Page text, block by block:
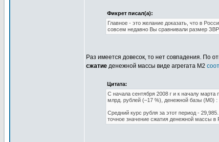
Фикрет писал(а):
Главное - это желание доказать, что в
совсем недавно Вы сравнивали размер
Раз имеется довесок, то нет совпадения. По
сжатие денежной массы виде агрегата М2
Цитата:
С начала сентября 2008 г и к началу
млрд. рублей (–17 %), денежной базы (M0)
Средний курс рубля за этот период -
точное значение сжатия денежной массы в